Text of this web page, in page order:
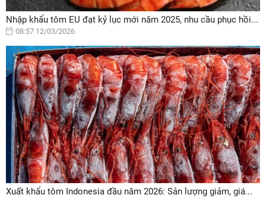
Nhập khẩu tôm EU đạt kỷ lục mới năm 2025, nhu cầu phục hồi...
08:57 12/03/2026
Xuất khẩu tôm Indonesia đầu năm 2026: Sản lượng giảm, giá...